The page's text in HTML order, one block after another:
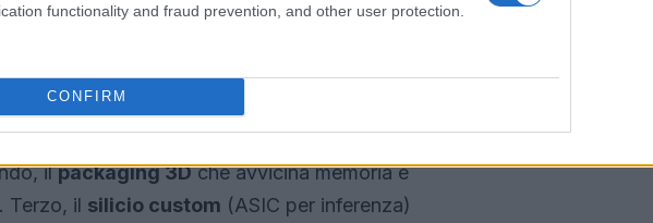
functionality and fraud prevention, and other user protection.
CONFIRM
sui conti
possono ridurre ilcosto per token
l’ottimizzazione software del modello:
riducono dimensione e operazioni richieste,
ilpackaging 3Dche avvicina memoria e
Terzo, il silicio custom (ASIC per inferenza)